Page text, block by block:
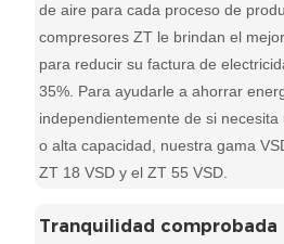
de aire para cada proceso de
compresores ZT le brindan el
para reducir su factura de
35%. Para ayudarle a ahorrar
independientemente de si
o alta capacidad, nuestra gama
ZT 18 VSD y el ZT 55 VSD.
Tranquilidad comprobada